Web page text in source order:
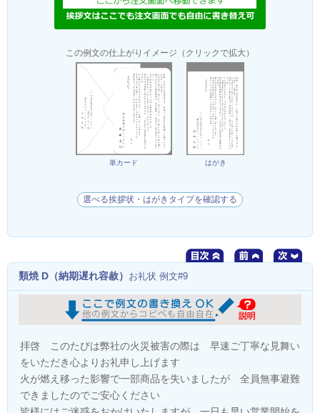
この例文の仕上がりイメージ（クリックで拡大）
単カード はがき
選べる挨拶状・はがきタイプを確認する
類焼 D（納期遅れ容赦） お礼状 例文#9